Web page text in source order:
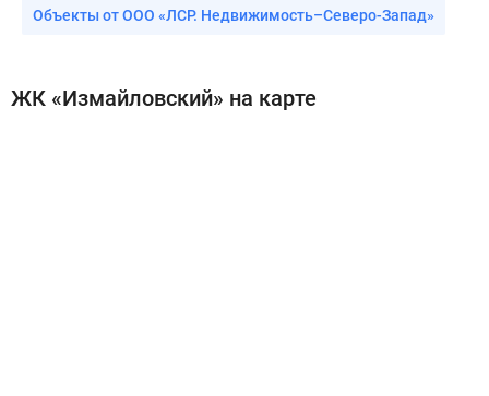
Объекты от ООО «ЛСР. Недвижимость–Северо-Запад»
ЖК «Измайловский» на карте